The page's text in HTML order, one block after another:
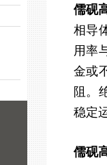
儒砚
相导
用率
金或
阻。
稳定
儒砚